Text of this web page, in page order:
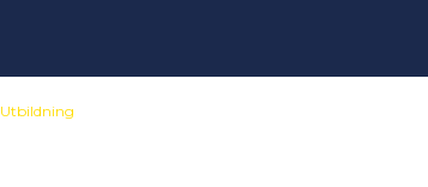
Utbildning